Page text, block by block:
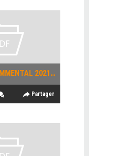
CATALOGUE SIMMENTAL 2021- 2022
Partager